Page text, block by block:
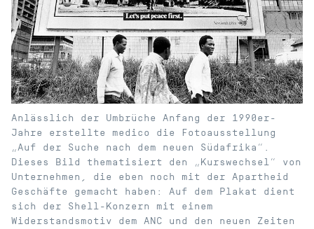
Anlässlich der Umbrüche Anfang der 1990er-
Jahre erstellte medico die Fotoausstellung
„Auf der Suche nach dem neuen Südafrika“.
Dieses Bild thematisiert den „Kurswechsel“ von
Unternehmen, die eben noch mit der Apartheid
Geschäfte gemacht haben: Auf dem Plakat dient
sich der Shell-Konzern mit einem
Widerstandsmotiv dem ANC und den neuen Zeiten